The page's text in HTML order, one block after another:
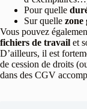
Pour quelle
Sur quelle zone
Vous pouvez
fichiers de travail et
D’ailleurs, il est
de cession de droits
dans des CGV